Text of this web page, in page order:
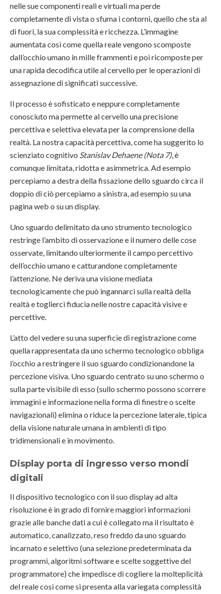
nelle sue componenti reali e virtuali ma perde
completamente di vista o sfuma i contorni, quello che sta al
di fuori, la sua complessità e ricchezza. L’immagine
aumentata così come quella reale vengono scomposte
dall’occhio umano in mille frammenti e poi ricomposte per
una rapida decodifica utile al cervello per le operazioni di
assegnazione di significati successive.
Il processo è sofisticato e neppure completamente
conosciuto ma permette al cervello una precisione
percettiva e selettiva elevata per la comprensione della
realtà. La nostra capacità percettiva, come ha suggerito lo
scienziato cognitivo Stanislav Dehaene (Nota 7), è
comunque limitata, ridotta e asimmetrica. Ad esempio
percepiamo a destra della fissazione dello sguardo circa il
doppio di ciò percepiamo a sinistra, ad esempio su una
pagina web o su un display.
Uno sguardo delimitato da uno strumento tecnologico
restringe l’ambito di osservazione e il numero delle cose
osservate, limitando ulteriormente il campo percettivo
dell’occhio umano e catturandone completamente
l’attenzione. Ne deriva una visione mediata
tecnologicamente che può ingannarci sulla realtà della
realtà e toglierci fiducia nelle nostre capacità visive e
percettive.
L’atto del vedere su una superficie di registrazione come
quella rappresentata da uno schermo tecnologico obbliga
l’occhio a restringere il suo sguardo condizionandone la
percezione visiva. Uno sguardo centrato su uno schermo o
sulla parte visibile di esso (sullo schermo possono scorrere
immagini e informazione nella forma di finestre o scelte
navigazionali) elimina o riduce la percezione laterale, tipica
della visione naturale umana in ambienti di tipo
tridimensionali e in movimento.
Display porta di ingresso verso mondi
digitali
Il dispositivo tecnologico con il suo display ad alta
risoluzione è in grado di fornire maggiori informazioni
grazie alle banche dati a cui è collegato ma il risultato è
automatico, canalizzato, reso freddo da uno sguardo
incarnato e selettivo (una selezione predeterminata da
programmi, algoritmi software e scelte soggettive del
programmatore) che impedisce di cogliere la molteplicità
del reale così come si presenta alla variegata complessità